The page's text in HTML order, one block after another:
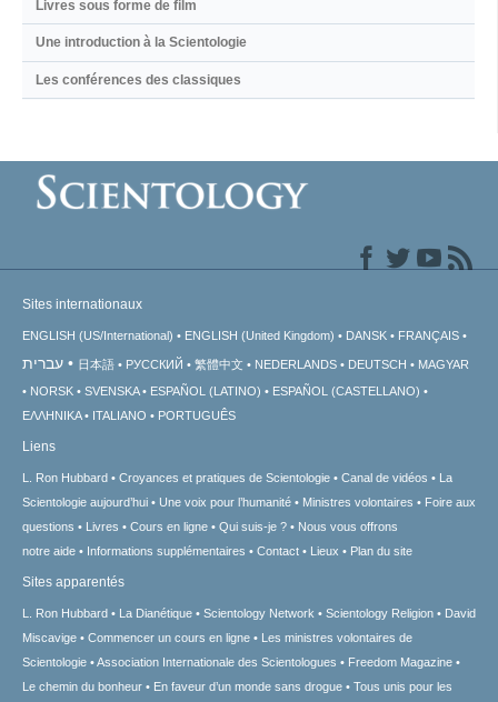
Livres sous forme de film
Une introduction à la Scientologie
Les conférences des classiques
Sites internationaux
ENGLISH (US/International) ENGLISH (United Kingdom) DANSK FRANÇAIS
עברית 日本語 РУССКИЙ 繁體中文 NEDERLANDS DEUTSCH
MAGYAR
NORSK
SVENSKA ESPAÑOL (LATINO)
ESPAÑOL (CASTELLANO)
ΕΛΛΗΝΙΚA
ITALIANO PORTUGUÊS
Liens
L. Ron Hubbard Croyances et pratiques de Scientologie Canal de vidéos
La
Scientologie aujourd’hui
Une voix pour l’humanité Ministres volontaires
Foire aux
questions
Livres Cours en ligne Qui suis-je ?
Nous vous offrons
notre aide
Informations supplémentaires Contact Lieux Plan du site
Sites apparentés
L. Ron Hubbard La Dianétique Scientology Network Scientology Religion
David
Miscavige
Commencer un cours en ligne
Les ministres volontaires de
Scientologie
Association Internationale des Scientologues
Freedom Magazine
Le chemin du bonheur
En faveur d’un monde sans drogue Tous unis pour les